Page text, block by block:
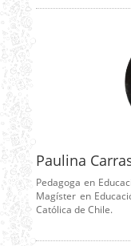
Paulina
Pedagoga en
Magíster en
Católica de Chile.